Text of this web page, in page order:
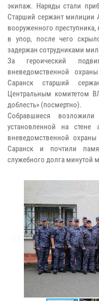
экипаж. Наряды стали
Старший сержант
вооруженного
в упор, после чего
задержан сотрудниками
За героический
вневедомственной
Саранск старший
Центральным комитетом
доблесть» (посмертно).
Собравшиеся
установленной на стене
вневедомственной
Саранск и почтили
служебного долга минутой